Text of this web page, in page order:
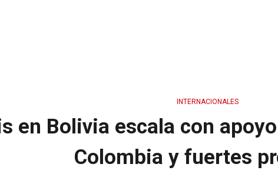
INTERNACIONALES
en Bolivia escala con
Colombia y fuertes